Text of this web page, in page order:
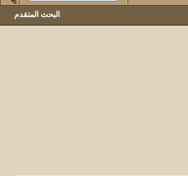
البحث المتقدم